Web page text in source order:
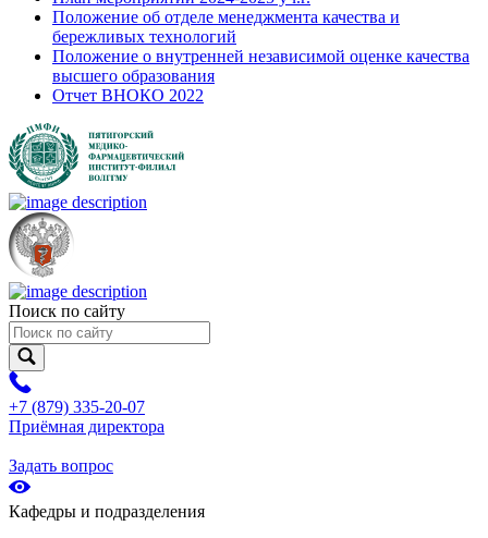
Положение об отделе менеджмента качества и
бережливых технологий
Положение о внутренней независимой оценке качества
высшего образования
Отчет ВНОКО 2022
Поиск по сайту
+7 (879) 335-20-07
Приёмная директора
Задать вопрос
Кафедры и подразделения